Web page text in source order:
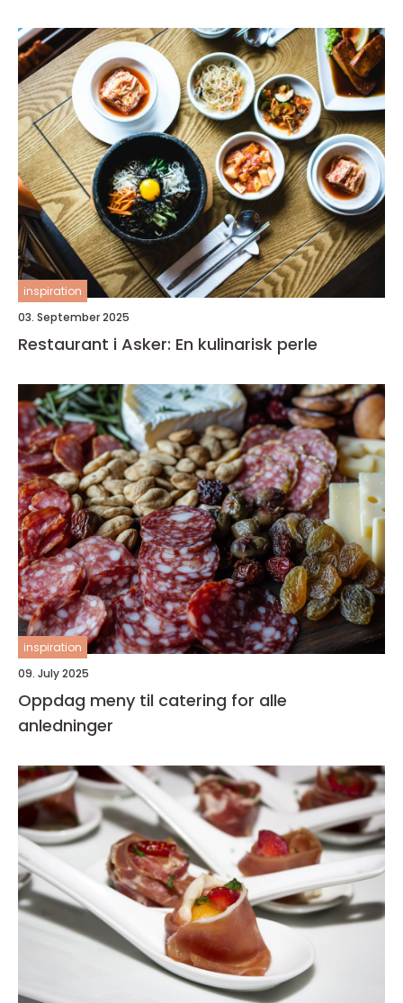
inspiration
03. September 2025
Restaurant i Asker: En kulinarisk perle
inspiration
09. July 2025
Oppdag meny til catering for alle
anledninger